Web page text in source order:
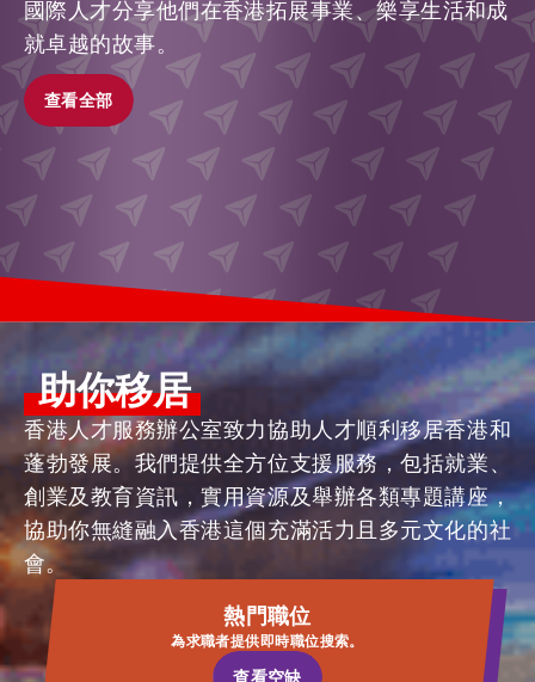
國際人才分享他們在香港拓展事業、樂享生活和成
就卓越的故事。
查看全部
查看全部
助你移居
香港人才服務辦公室致力協助人才順利移居香港和
蓬勃發展。我們提供全方位支援服務，包括就業、
創業及教育資訊，實用資源及舉辦各類專題講座，
協助你無縫融入香港這個充滿活力且多元文化的社
會。
熱門職位
為求職者提供即時職位搜索。
查看空缺
查看空缺